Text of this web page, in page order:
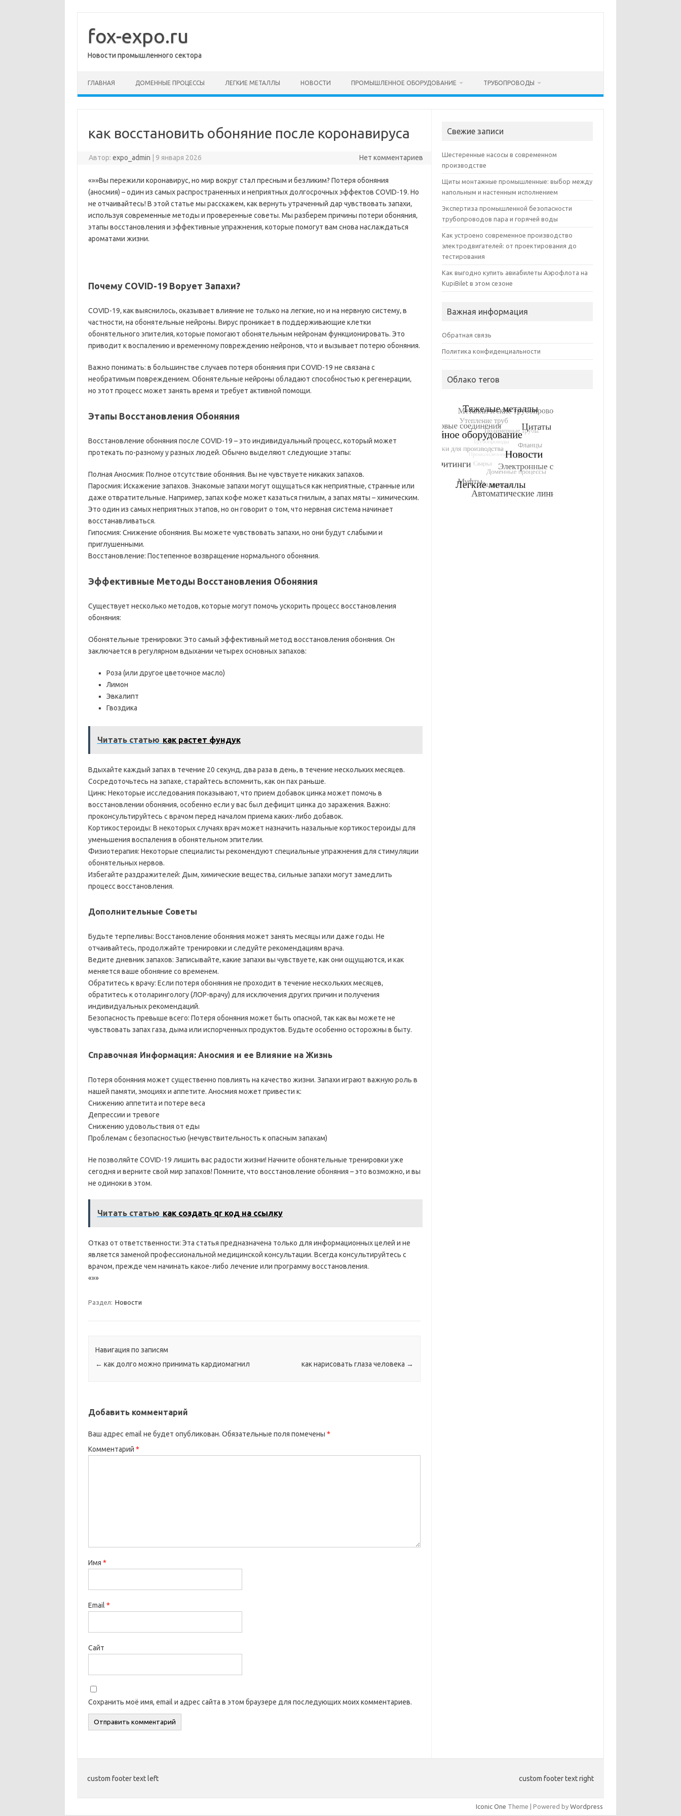
содержимому
fox-expo.ru
Новости промышленного сектора
ГЛАВНАЯ ДОМЕННЫЕ ПРОЦЕССЫ ЛЕГКИЕ МЕТАЛЛЫ НОВОСТИ ПРОМЫШЛЕННОЕ ОБОРУДОВАНИЕ ТРУБОПРОВОДЫ
как восстановить обоняние после коронавируса
Автор:expo_admin 9 января 2026 Нет комментариев
«»»Вы пережили коронавирус‚ но мир вокруг стал пресным и безликим? Потеря обоняния
(аносмия) – один из самых распространенных и неприятных долгосрочных эффектов COVID-19. Но
не отчаивайтесь! В этой статье мы расскажем‚ как вернуть утраченный дар чувствовать запахи‚
используя современные методы и проверенные советы. Мы разберем причины потери обоняния‚
этапы восстановления и эффективные упражнения‚ которые помогут вам снова наслаждаться
ароматами жизни.
Почему COVID-19 Ворует Запахи?
COVID-19‚ как выяснилось‚ оказывает влияние не только на легкие‚ но и на нервную систему‚ в
частности‚ на обонятельные нейроны. Вирус проникает в поддерживающие клетки
обонятельного эпителия‚ которые помогают обонятельным нейронам функционировать. Это
приводит к воспалению и временному повреждению нейронов‚ что и вызывает потерю обоняния.
Важно понимать: в большинстве случаев потеря обоняния при COVID-19 не связана с
необратимым повреждением. Обонятельные нейроны обладают способностью к регенерации‚
но этот процесс может занять время и требует активной помощи.
Этапы Восстановления Обоняния
Восстановление обоняния после COVID-19 – это индивидуальный процесс‚ который может
протекать по-разному у разных людей. Обычно выделяют следующие этапы:
Полная Аносмия: Полное отсутствие обоняния. Вы не чувствуете никаких запахов.
Паросмия: Искажение запахов. Знакомые запахи могут ощущаться как неприятные‚ странные или
даже отвратительные. Например‚ запах кофе может казаться гнилым‚ а запах мяты – химическим.
Это один из самых неприятных этапов‚ но он говорит о том‚ что нервная система начинает
восстанавливаться.
Гипосмия: Снижение обоняния. Вы можете чувствовать запахи‚ но они будут слабыми и
приглушенными.
Восстановление: Постепенное возвращение нормального обоняния.
Эффективные Методы Восстановления Обоняния
Существует несколько методов‚ которые могут помочь ускорить процесс восстановления
обоняния:
Обонятельные тренировки: Это самый эффективный метод восстановления обоняния. Он
заключается в регулярном вдыхании четырех основных запахов:
Роза (или другое цветочное масло)
Лимон
Эвкалипт
Гвоздика
Читать статью как растет фундук
Вдыхайте каждый запах в течение 20 секунд‚ два раза в день‚ в течение нескольких месяцев.
Сосредоточьтесь на запахе‚ старайтесь вспомнить‚ как он пах раньше.
Цинк: Некоторые исследования показывают‚ что прием добавок цинка может помочь в
восстановлении обоняния‚ особенно если у вас был дефицит цинка до заражения. Важно:
проконсультируйтесь с врачом перед началом приема каких-либо добавок.
Кортикостероиды: В некоторых случаях врач может назначить назальные кортикостероиды для
уменьшения воспаления в обонятельном эпителии.
Физиотерапия: Некоторые специалисты рекомендуют специальные упражнения для стимуляции
обонятельных нервов.
Избегайте раздражителей: Дым‚ химические вещества‚ сильные запахи могут замедлить
процесс восстановления.
Дополнительные Советы
Будьте терпеливы: Восстановление обоняния может занять месяцы или даже годы. Не
отчаивайтесь‚ продолжайте тренировки и следуйте рекомендациям врача.
Ведите дневник запахов: Записывайте‚ какие запахи вы чувствуете‚ как они ощущаются‚ и как
меняется ваше обоняние со временем.
Обратитесь к врачу: Если потеря обоняния не проходит в течение нескольких месяцев‚
обратитесь к отоларингологу (ЛОР-врачу) для исключения других причин и получения
индивидуальных рекомендаций.
Безопасность превыше всего: Потеря обоняния может быть опасной‚ так как вы можете не
чувствовать запах газа‚ дыма или испорченных продуктов. Будьте особенно осторожны в быту.
Справочная Информация: Аносмия и ее Влияние на Жизнь
Потеря обоняния может существенно повлиять на качество жизни. Запахи играют важную роль в
нашей памяти‚ эмоциях и аппетите. Аносмия может привести к:
Снижению аппетита и потере веса
Депрессии и тревоге
Снижению удовольствия от еды
Проблемам с безопасностью (нечувствительность к опасным запахам)
Не позволяйте COVID-19 лишить вас радости жизни! Начните обонятельные тренировки уже
сегодня и верните свой мир запахов! Помните‚ что восстановление обоняния – это возможно‚ и вы
не одиноки в этом.
Читать статью как создать qr код на ссылку
Отказ от ответственности: Эта статья предназначена только для информационных целей и не
является заменой профессиональной медицинской консультации. Всегда консультируйтесь с
врачом‚ прежде чем начинать какое-либо лечение или программу восстановления.
«»»
Раздел: Новости
Навигация по записям
← как долго можно принимать кардиомагнил как нарисовать глаза человека →
Добавить комментарий
Ваш адрес email не будет опубликован. Обязательные поля помечены *
Комментарий *
Имя *
Email *
Сайт
Сохранить моё имя, email и адрес сайта в этом браузере для последующих моих комментариев.
Свежие записи
Шестеренные насосы в современном
производстве
Щиты монтажные промышленные: выбор между
напольным и настенным исполнением
Экспертиза промышленной безопасности
трубопроводов пара и горячей воды
Как устроено современное производство
электродвигателей: от проектирования до
тестирования
Как выгодно купить авиабилеты Аэрофлота на
KupiBilet в этом сезоне
Важная информация
Обратная связь
Политика конфиденциальности
Облако тегов
custom footer text left custom footer text right
Iconic One Theme | Powered by Wordpress